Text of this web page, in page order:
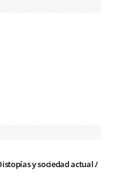
y sociedad actual /